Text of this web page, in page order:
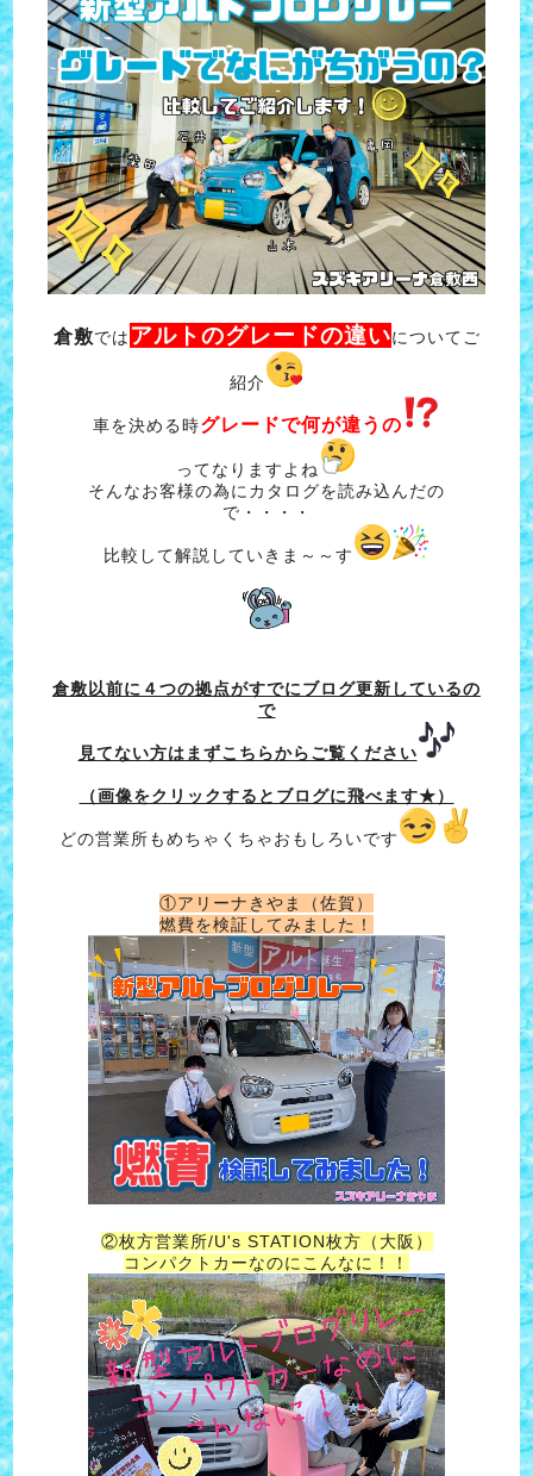
倉敷ではアルトのグレードの違いについてご
紹介
車を決める時グレードで何が違うの
ってなりますよね
そんなお客様の為にカタログを読み込んだの
で・・・・
比較して解説していきま～～す
倉敷以前に４つの拠点がすでにブログ更新しているの
で
見てない方はまずこちらからご覧ください
（画像をクリックするとブログに飛べます★）
どの営業所もめちゃくちゃおもしろいです
①アリーナきやま（佐賀）
燃費を検証してみました！
②枚方営業所/U's STATION枚方（大阪）
コンパクトカーなのにこんなに！！